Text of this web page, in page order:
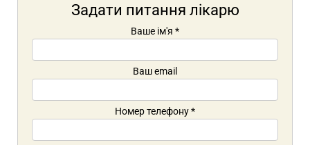
Задати питання лікарю
Ваше ім'я *
Ваш email
Номер телефону*